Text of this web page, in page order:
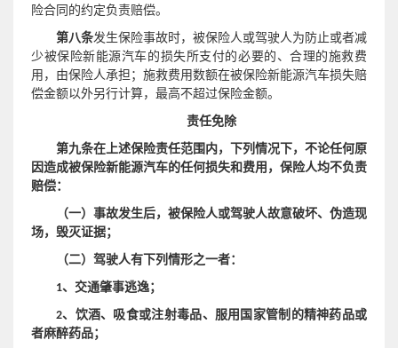
险合同的约定负责赔偿。
第八条发生保险事故时，被保险人或驾驶人为防止或者减
少被保险新能源汽车的损失所支付的必要的、合理的施救费
用，由保险人承担；施救费用数额在被保险新能源汽车损失赔
偿金额以外另行计算，最高不超过保险金额。
责任免除
第九条在上述保险责任范围内，下列情况下，不论任何原
因造成被保险新能源汽车的任何损失和费用，保险人均不负责
赔偿：
（一）事故发生后，被保险人或驾驶人故意破坏、伪造现
场，毁灭证据；
（二）驾驶人有下列情形之一者：
1、 交通肇事逃逸；
2、饮酒、吸食或注射毒品、服用国家管制的精神药品或
者麻醉药品；